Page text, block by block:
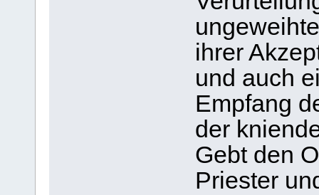
ihrer
und auch
Empfang
der
Gebt den
Priester